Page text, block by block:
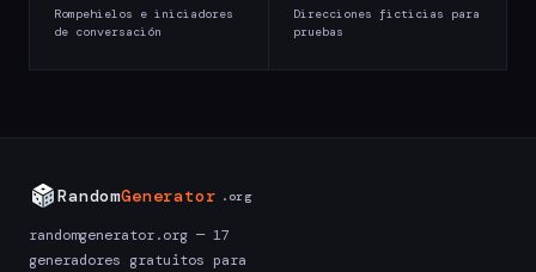
Rompehielos e iniciadores
de conversación
Direcciones ficticias para
pruebas
RandomGenerator .org
randomgenerator.org — 17
generadores gratuitos para